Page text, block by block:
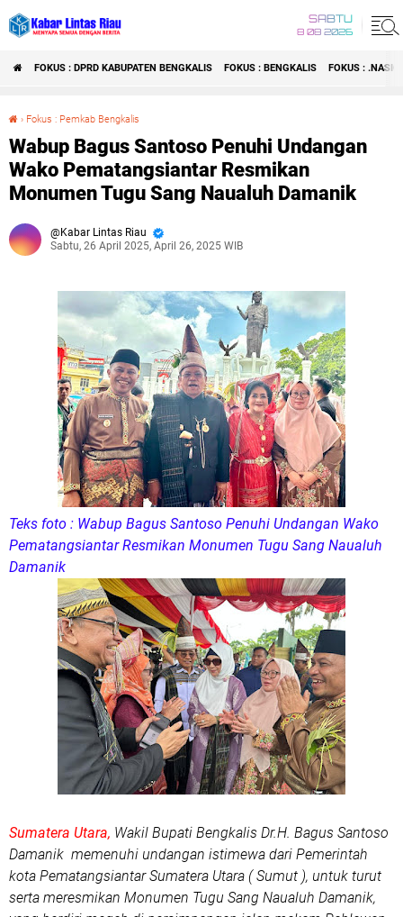
SABTU
8 08 2026
FOKUS : DPRD KABUPATEN BENGKALIS FOKUS : BENGKALIS FOKUS :
› Fokus : Pemkab Bengkalis
Wabup Bagus Santoso Penuhi Undangan
Wako Pematangsiantar Resmikan
Monumen Tugu Sang Naualuh Damanik
Kabar Lintas Riau
Sabtu, 26 April 2025, April 26, 2025 WIB
Teks foto : Wabup Bagus Santoso Penuhi Undangan Wako
Pematangsiantar Resmikan Monumen Tugu Sang Naualuh
Damanik
Sumatera Utara, Wakil Bupati Bengkalis Dr.H. Bagus Santoso
Damanik memenuhi undangan istimewa dari Pemerintah
kota Pematangsiantar Sumatera Utara ( Sumut ), untuk turut
serta meresmikan Monumen Tugu Sang Naualuh Damanik,